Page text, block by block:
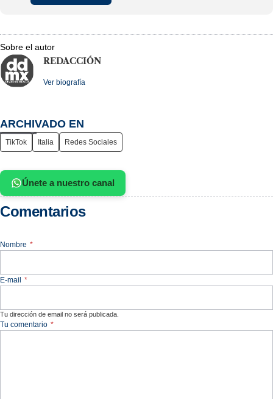
Sobre el autor
REDACCIÓN
Ver biografía
ARCHIVADO EN
TikTok Italia Redes Sociales
Únete a nuestro canal
Comentarios
Nombre *
E-mail *
Tu dirección de email no será publicada.
Tu comentario *